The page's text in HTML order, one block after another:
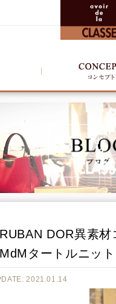
RUBAN DOR異素
MdMタートルニット
2021.01.14